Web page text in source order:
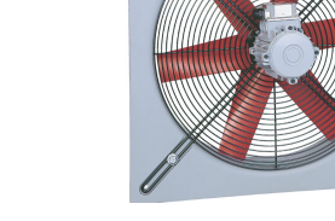
DETAILS